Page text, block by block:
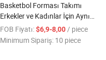
Basketbol Forması Takımı
Erkekler ve Kadınlar İçin Aynı
Stil Hızlı Kuruyan Spor Giyim
Polyester Lif Çocuklar İçin
Erkek Takımı Bahar Toptan
FOB Fiyatı: $6,9-8,00/ piece
Minimum Sipariş: 10 piece